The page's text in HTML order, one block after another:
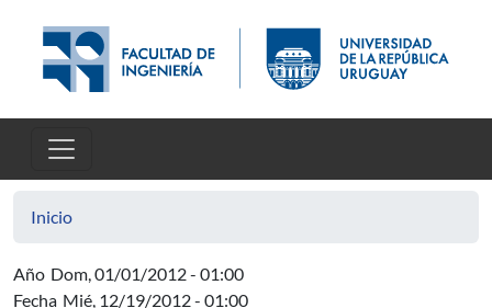
Inicio
Año Dom, 01/01/2012 - 01:00
Fecha Mié, 12/19/2012 - 01:00